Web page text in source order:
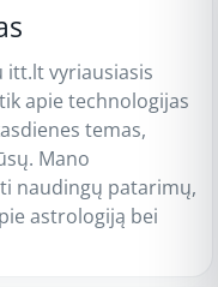
itt.lt vyriausiasis
apie technologijas
temas,
Mano
naudingų patarimų,
astrologiją bei